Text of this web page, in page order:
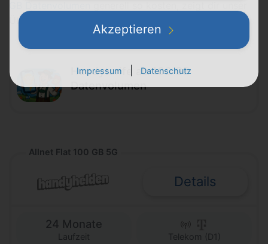
Überblick zum Thema:
Handytarife ab 100 GB
Datenvolumen
Allnet Flat 100 GB 5G
Details
24 Monate
Laufzeit Telekom (D1)
Akzeptieren
Impressum Datenschutz